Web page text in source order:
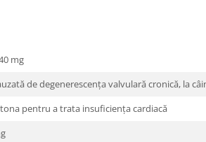
mg
de degenerescența valvulară cronică, la
pentru a trata insuficiența cardiacă